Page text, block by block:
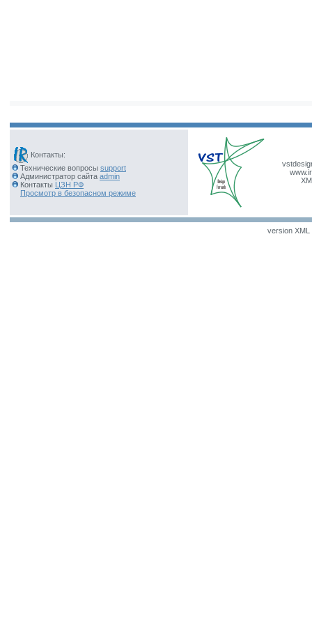
Контакты:
Технические вопросы support
Администратор сайта admin
Контакты ЦЗН РФ
Просмотр в безопасном режиме
version